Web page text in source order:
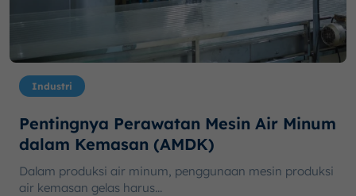
Industri
Pentingnya Perawatan Mesin Air Minum
dalam Kemasan (AMDK)
Dalam produksi air minum, penggunaan mesin produksi
air kemasan gelas harus...